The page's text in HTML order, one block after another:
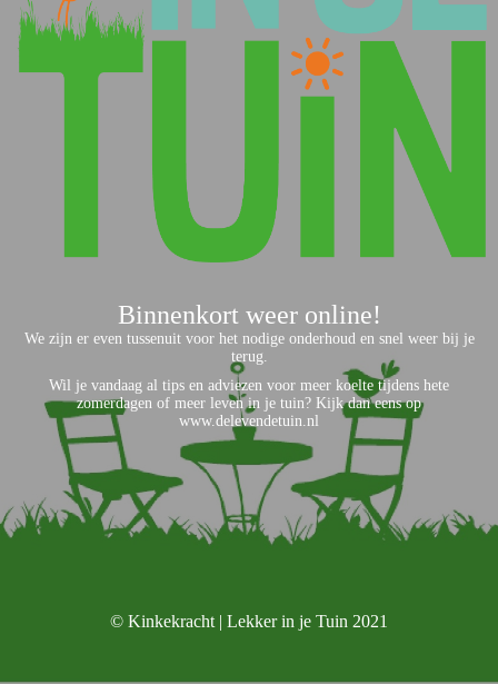
Binnenkort weer online!
We zijn er even tussenuit voor het nodige onderhoud en snel weer bij je
terug.
Wil je vandaag al tips en adviezen voor meer koelte tijdens hete
zomerdagen of meer leven in je tuin? Kijk dan eens op
www.delevendetuin.nl
© Kinkekracht | Lekker in je Tuin 2021